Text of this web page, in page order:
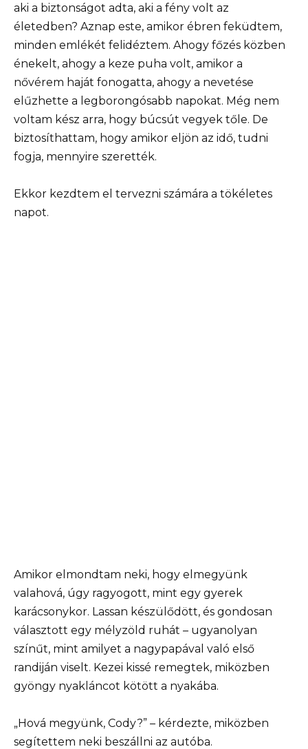
aki a biztonságot adta, aki a fény volt az
életedben? Aznap este, amikor ébren feküdtem,
minden emlékét felidéztem. Ahogy főzés közben
énekelt, ahogy a keze puha volt, amikor a
nővérem haját fonogatta, ahogy a nevetése
elűzhette a legborongósabb napokat. Még nem
voltam kész arra, hogy búcsút vegyek tőle. De
biztosíthattam, hogy amikor eljön az idő, tudni
fogja, mennyire szerették.
Ekkor kezdtem el tervezni számára a tökéletes
napot.
Amikor elmondtam neki, hogy elmegyünk
valahová, úgy ragyogott, mint egy gyerek
karácsonykor. Lassan készülődött, és gondosan
választott egy mélyzöld ruhát – ugyanolyan
színűt, mint amilyet a nagypapával való első
randiján viselt. Kezei kissé remegtek, miközben
gyöngy nyakláncot kötött a nyakába.
„Hová megyünk, Cody?” – kérdezte, miközben
segítettem neki beszállni az autóba.